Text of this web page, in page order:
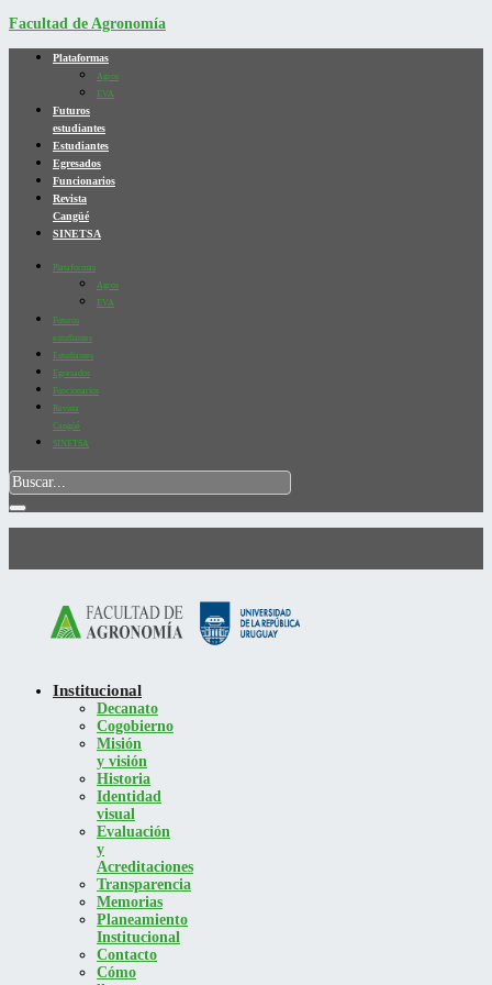
Facultad de Agronomía
Plataformas
Agros
EVA
Futuros
estudiantes
Estudiantes
Egresados
Funcionarios
Revista
Cangüé
SINETSA
Plataformas
Agros
EVA
Futuros
estudiantes
Estudiantes
Egresados
Funcionarios
Revista
Cangüé
SINETSA
Institucional
Decanato
Cogobierno
Misión
y visión
Historia
Identidad
visual
Evaluación
y
Acreditaciones
Transparencia
Memorias
Planeamiento
Institucional
Contacto
Cómo